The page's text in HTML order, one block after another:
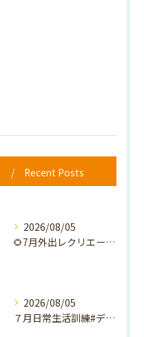
Recent Posts
2026/08/05
🌻7月外出レクリエーション🌻
2026/08/05
７月日常生活訓練#デイサービス #介護 #通所介護事業所 #...